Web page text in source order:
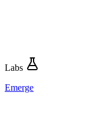
Labs
Emerge